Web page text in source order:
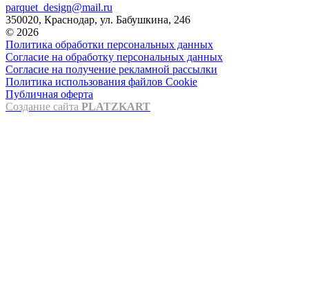
parquet_design@mail.ru
350020, Краснодар, ул. Бабушкина, 246
© 2026
Политика обработки персональных данных
Согласие на обработку персональных данных
Согласие на получение рекламной рассылки
Политика использования файлов Cookie
Публичная оферта
Создание сайта PLATZKART